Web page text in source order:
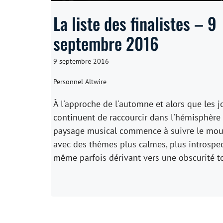
La liste des finalistes – 9
septembre 2016
9 septembre 2016
Personnel Altwire
À l'approche de l'automne et alors que les
continuent de raccourcir dans l'hémisphère
paysage musical commence à suivre le
avec des thèmes plus calmes, plus
même parfois dérivant vers une obscurité